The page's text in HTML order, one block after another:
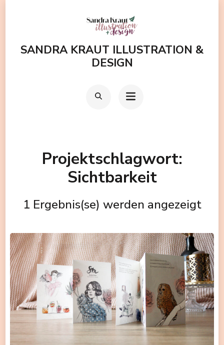
(EnterSANDRA KRAUT ILLUSTRATION &
DESIGN
Projektschlagwort:
Sichtbarkeit
1 Ergebnis(se) werden angezeigt